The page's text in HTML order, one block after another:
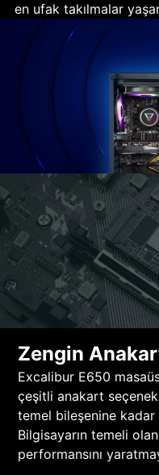
en ufak takılmalar
Zengin
Excalibur E650
çeşitli anakart
temel bileşenine kadar
Bilgisayarın temeli
performansını